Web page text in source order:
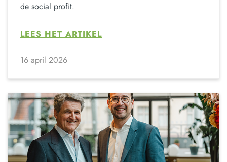
de social profit.
LEES HET ARTIKEL
16 april 2026